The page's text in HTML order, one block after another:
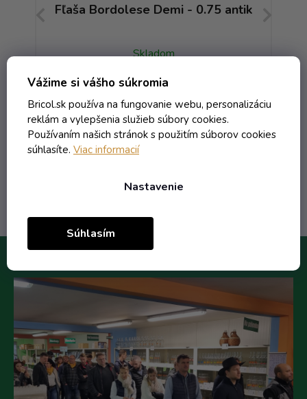
Vážime si vášho súkromia
Bricol.sk používa na fungovanie webu, personalizáciu
reklám a vylepšenia služieb súbory cookies.
Používaním našich stránok s použitím súborov cookies
súhlasíte. Viac informacií
Nastavenie
Súhlasím
Fľaša Bordolese Demi - 0.75 antik
Skladom
1,91 € vrátane DPH
1,55 € / ks